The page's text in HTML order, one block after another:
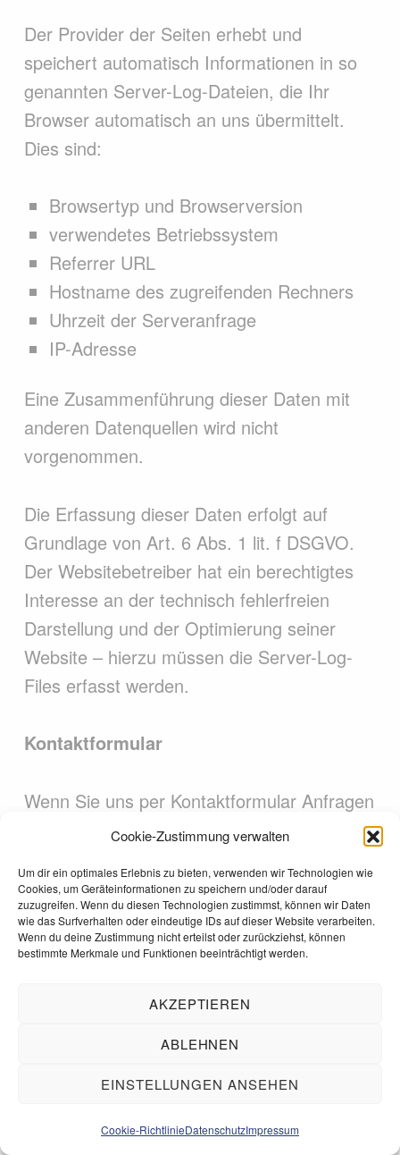
Cookie-Zustimmung verwalten
Um dir ein optimales Erlebnis zu bieten, verwenden wir Technologien wie
Cookies, um Geräteinformationen zu speichern und/oder darauf
zuzugreifen. Wenn du diesen Technologien zustimmst, können wir Daten
wie das Surfverhalten oder eindeutige IDs auf dieser Website verarbeiten.
Wenn du deine Zustimmung nicht erteilst oder zurückziehst, können
bestimmte Merkmale und Funktionen beeinträchtigt werden.
AKZEPTIEREN
ABLEHNEN
EINSTELLUNGEN ANSEHEN
Cookie-RichtlinieDatenschutzImpressum
MENÜ
Der Provider der Seiten erhebt und
speichert automatisch Informationen in so
genannten Server-Log-Dateien, die Ihr
Browser automatisch an uns übermittelt.
Dies sind:
Browsertyp und Browserversion
verwendetes Betriebssystem
Referrer URL
Hostname des zugreifenden Rechners
Uhrzeit der Serveranfrage
IP-Adresse
Eine Zusammenführung dieser Daten mit
anderen Datenquellen wird nicht
vorgenommen.
Die Erfassung dieser Daten erfolgt auf
Grundlage von Art. 6 Abs. 1 lit. f DSGVO.
Der Websitebetreiber hat ein berechtigtes
Interesse an der technisch fehlerfreien
Darstellung und der Optimierung seiner
Website – hierzu müssen die Server-Log-
Files erfasst werden.
Kontaktformular
Wenn Sie uns per Kontaktformular Anfragen
zukommen lassen, werden Ihre Angaben
Ihnen dort angegebenen Kontaktdaten
zwecks Bearbeitung der Anfrage und für
den Fall von Anschlussfragen bei uns
ohne Ihre Einwilligung weiter.
Die Verarbeitung dieser Daten erfolgt auf
Grundlage von Art. 6 Abs. 1 lit. b DSGVO,
Vertrags zusammenhängt oder zur